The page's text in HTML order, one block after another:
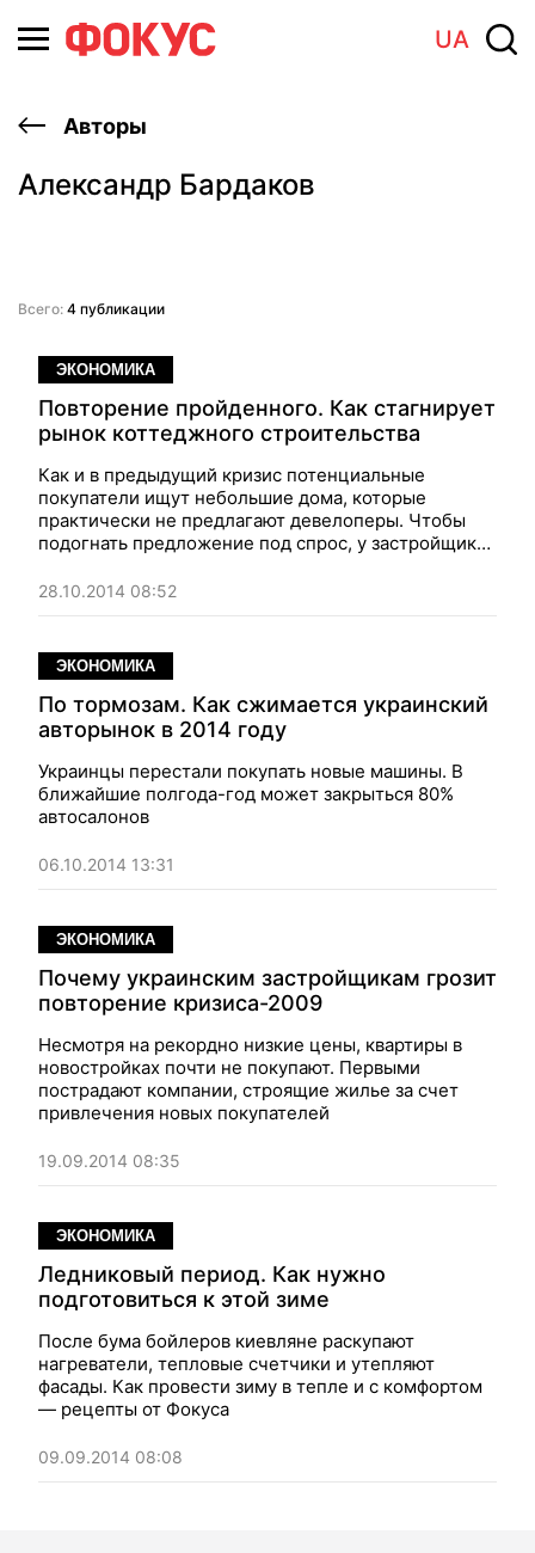
UA
Авторы
Александр Бардаков
Всего: 4 публикации
ЭКОНОМИКА
Повторение пройденного. Как стагнирует
рынок коттеджного строительства
Как и в предыдущий кризис потенциальные
покупатели ищут небольшие дома, которые
практически не предлагают девелоперы. Чтобы
подогнать предложение под спрос, у застройщиков
28.10.2014 08:52
ЭКОНОМИКА
По тормозам. Как сжимается украинский
авторынок в 2014 году
Украинцы перестали покупать новые машины. В
ближайшие полгода-год может закрыться 80%
автосалонов
06.10.2014 13:31
ЭКОНОМИКА
Почему украинским застройщикам грозит
повторение кризиса-2009
Несмотря на рекордно низкие цены, квартиры в
новостройках почти не покупают. Первыми
пострадают компании, строящие жилье за счет
привлечения новых покупателей
19.09.2014 08:35
ЭКОНОМИКА
Ледниковый период. Как нужно
подготовиться к этой зиме
После бума бойлеров киевляне раскупают
нагреватели, тепловые счетчики и утепляют
фасады. Как провести зиму в тепле и с комфортом
— рецепты от Фокуса
09.09.2014 08:08